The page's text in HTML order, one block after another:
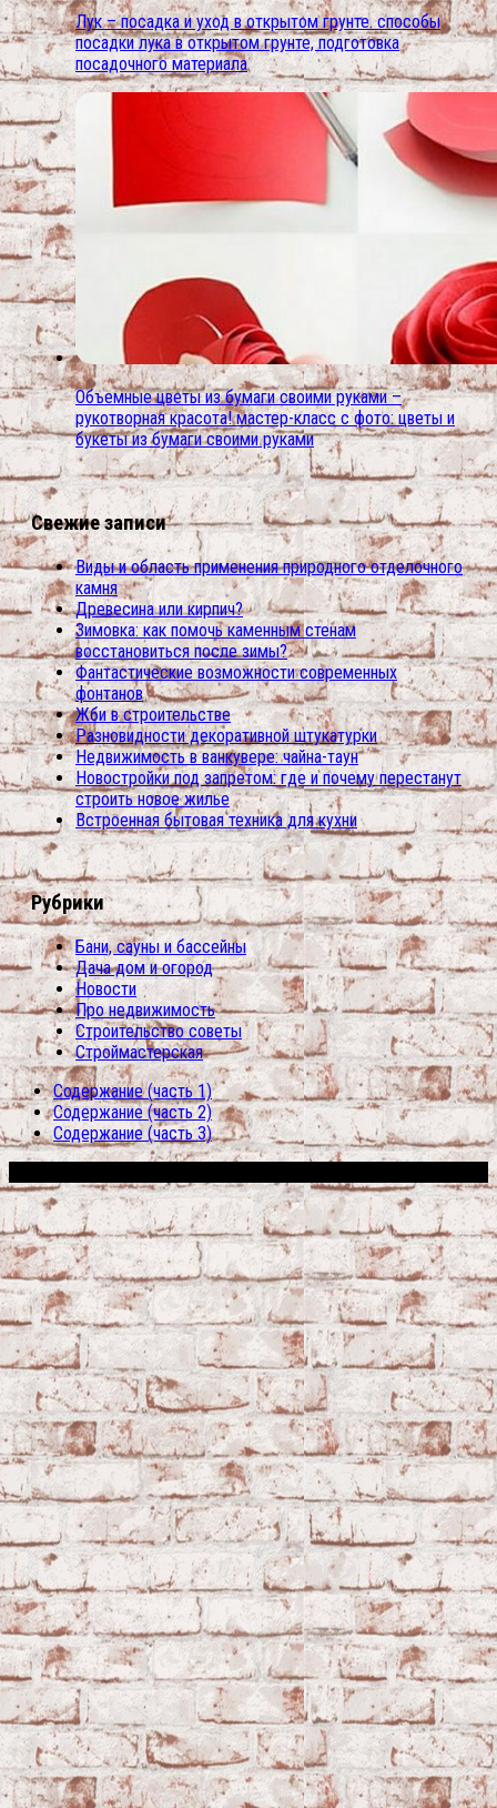
Лук – посадка и уход в открытом грунте. способы
посадки лука в открытом грунте, подготовка
посадочного материала
Объемные цветы из бумаги своими руками –
рукотворная красота! мастер-класс с фото: цветы и
букеты из бумаги своими руками
Свежие записи
Виды и область применения природного отделочного
камня
Древесина или кирпич?
Зимовка: как помочь каменным стенам
восстановиться после зимы?
Фантастические возможности современных
фонтанов
Жби в строительстве
Разновидности декоративной штукатурки
Недвижимость в ванкувере: чайна-таун
Новостройки под запретом: где и почему перестанут
строить новое жилье
Встроенная бытовая техника для кухни
Рубрики
Бани, сауны и бассейны
Дача дом и огород
Новости
Про недвижимость
Строительство советы
Строймастерская
Содержание (часть 1)
Содержание (часть 2)
Содержание (часть 3)